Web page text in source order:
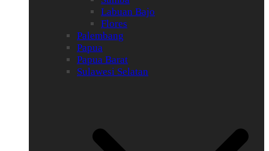
Labuan Bajo
Flores
Palembang
Papua
Papua Barat
Sulawesi Selatan